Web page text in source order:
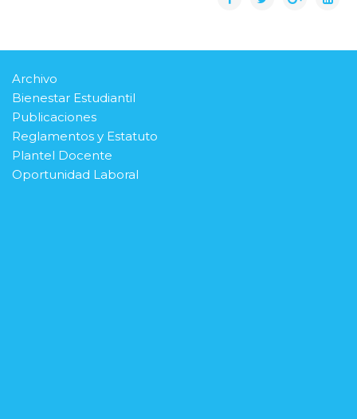
Archivo
Bienestar Estudiantil
Publicaciones
Reglamentos y Estatuto
Plantel Docente
Oportunidad Laboral